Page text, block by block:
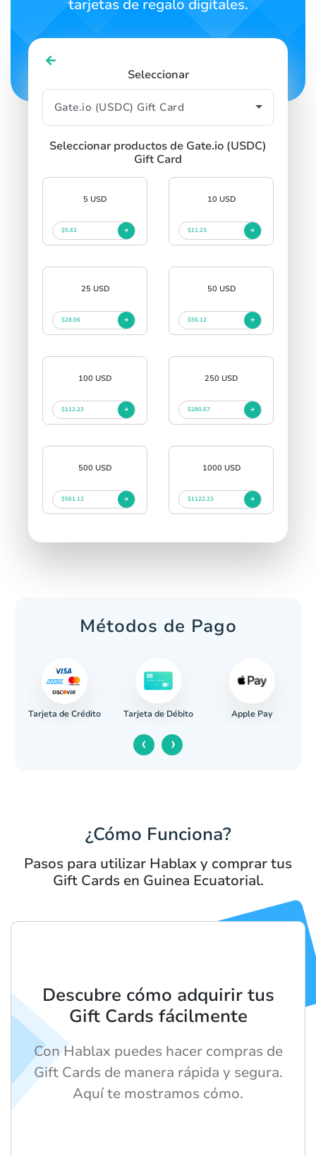
tarjetas de regalo digitales.
Seleccionar
Seleccionar productos de Gate.io (USDC)
Gift Card
5 USD
$5.62
10 USD
$11.23
25 USD
$28.06
50 USD
$56.12
100 USD
$112.23
250 USD
$280.57
500 USD
$561.12
1000 USD
$1122.23
Métodos de Pago
Tarjeta de Crédito Tarjeta de Débito Apple Pay
‹ ›
¿Cómo Funciona?
Pasos para utilizar Hablax y comprar tus
Gift Cards en Guinea Ecuatorial.
Descubre cómo adquirir tus
Gift Cards fácilmente
Con Hablax puedes hacer compras de
Gift Cards de manera rápida y segura.
Aquí te mostramos cómo.